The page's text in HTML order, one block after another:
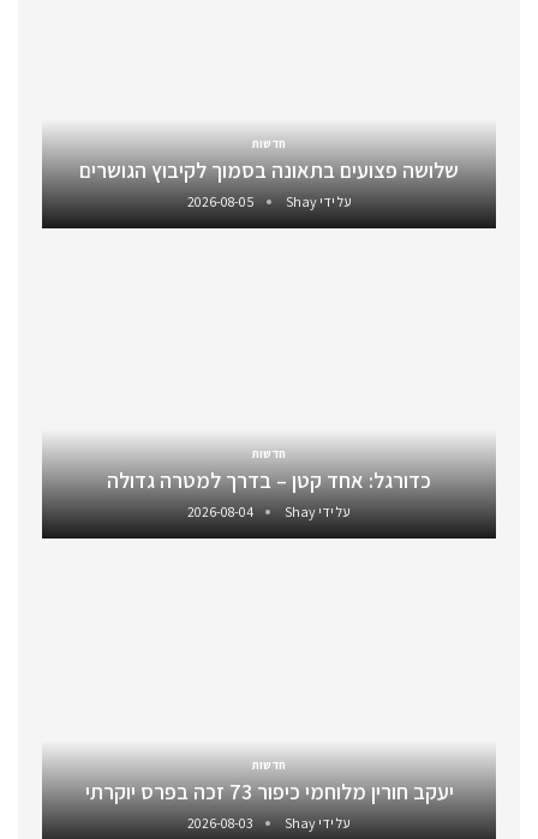
חדשות
שלושה פצועים בתאונה בסמוך לקיבוץ הגושרים
על ידיShay
2026-08-05
חדשות
כדורגל: אחד קטן – בדרך למטרה גדולה
על ידיShay
2026-08-04
חדשות
יעקב חורין מלוחמי כיפור 73 זכה בפרס יוקרתי
על ידיShay
2026-08-03